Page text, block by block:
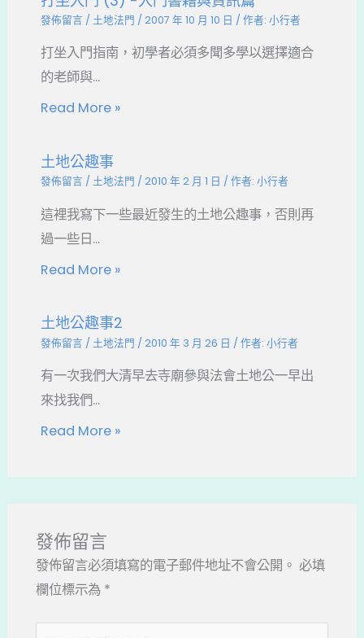
發佈留言 / 土地法門 / 2007 年 10 月 10 日 / 作者: 小行者
打坐入門指南，初學者必須多聞多學以選擇適合
的老師與...
Read More »
土地公趣事
發佈留言 / 土地法門 / 2010 年 2 月 1 日 / 作者: 小行者
這裡我寫下一些最近發生的土地公趣事，否則再
過一些日...
Read More »
土地公趣事2
發佈留言 / 土地法門 / 2010 年 3 月 26 日 / 作者: 小行者
有一次我們大清早去寺廟參與法會土地公一早出
來找我們...
Read More »
發佈留言
發佈留言必須填寫的電子郵件地址不會公開。 必填
欄位標示為 *